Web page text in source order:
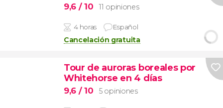
9,6 / 10 11 opiniones
4 horas Español
Cancelación gratuita
Tour de auroras boreales por
Whitehorse en 4 días
9,6 / 10 5 opiniones